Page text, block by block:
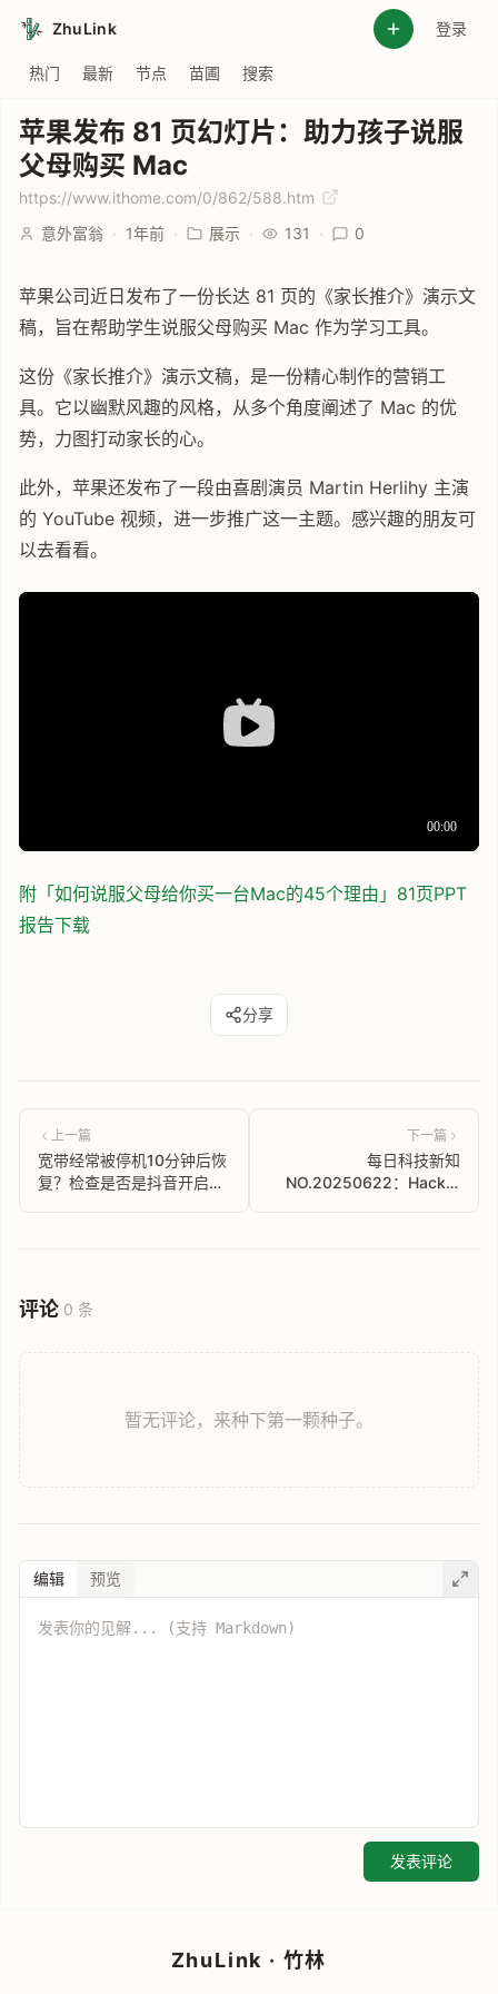
ZhuLink 登录
热门 最新 节点 苗圃 搜索
苹果发布 81 页幻灯片：助力孩子说服
父母购买 Mac
https://www.ithome.com/0/862/588.htm
意外富翁 · 1年前 · 展示 · 131 · 0
苹果公司近日发布了一份长达 81 页的《家长推介》演示文
稿，旨在帮助学生说服父母购买 Mac 作为学习工具。
这份《家长推介》演示文稿，是一份精心制作的营销工
具。它以幽默风趣的风格，从多个角度阐述了 Mac 的优
势，力图打动家长的心。
此外，苹果还发布了一段由喜剧演员 Martin Herlihy 主演
的 YouTube 视频，进一步推广这一主题。感兴趣的朋友可
以去看看。
附「如何说服父母给你买一台Mac的45个理由」81页PPT
报告下载
分享
上一篇
宽带经常被停机10分钟后恢
复？检查是否是抖音开启
下一篇
每日科技新知
NO.20250622：Hacker
评论 0 条
暂无评论，来种下第一颗种子。
编辑 预览
发表评论
ZhuLink · 竹林